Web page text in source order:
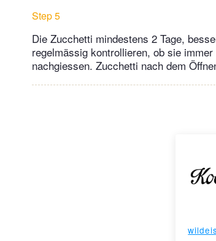
Step 5
Die Zucchetti mindestens 2 Tage,
regelmässig kontrollieren, ob sie
nachgiessen. Zucchetti nach dem